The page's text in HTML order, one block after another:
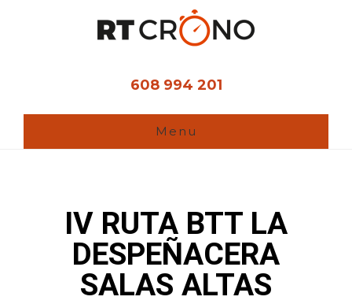
608 994 201
Menu
IV RUTA BTT LA
DESPEÑACERA
SALAS ALTAS